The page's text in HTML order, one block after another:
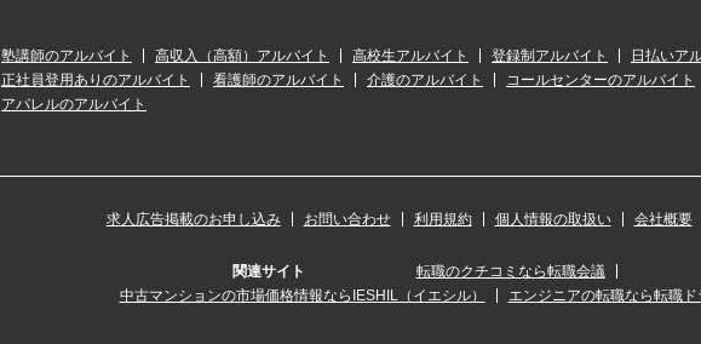
塾講師のアルバイト 高収入（高額）アルバイト 高校生アルバイト 登録制アルバイト
日払いア
正社員登用ありのアルバイト
看護師のアルバイト 介護のアルバイト
コールセンターのアルバイト
アパレルのアルバイト
求人広告掲載のお申し込み お問い合わせ 利用規約 個人情報の取扱い 会社概要
関連サイト
転職のクチコミなら転職会議
中古マンションの市場価格情報ならIESHIL（イエシル）
エンジニアの転職なら転職ド